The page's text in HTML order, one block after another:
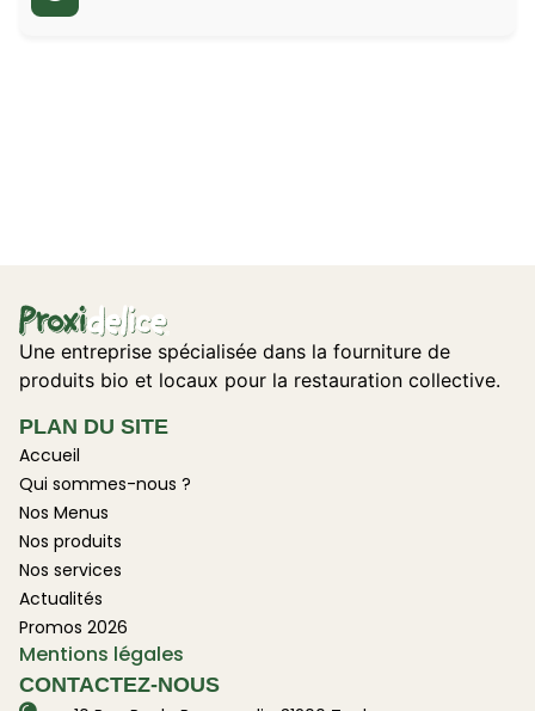
Une entreprise spécialisée dans la fourniture de
produits bio et locaux pour la restauration collective.
PLAN DU SITE
Accueil
Qui sommes-nous ?
Nos Menus
Nos produits
Nos services
Actualités
Promos 2026
Mentions légales
CONTACTEZ-NOUS